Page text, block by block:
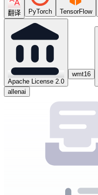
翻译 PyTorch TensorFlow
Apache License 2.0
wmt16
allenai